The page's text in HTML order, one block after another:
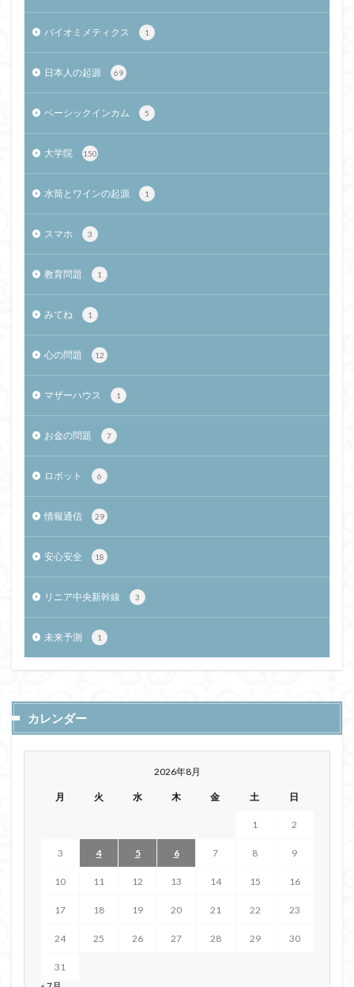
バイオミメティクス 1
日本人の起源 69
ベーシックインカム 5
大学院 150
水筒とワインの起源 1
スマホ 3
教育問題 1
みてね 1
心の問題 12
マザーハウス 1
お金の問題 7
ロボット 6
情報通信 29
安心安全 18
リニア中央新幹線 3
未来予測 1
カレンダー
2026年8月
月 火 水 木 金 土 日
1 2
3 4 5 6 7 8 9
10 11 12 13 14 15 16
17 18 19 20 21 22 23
24 25 26 27 28 29 30
31